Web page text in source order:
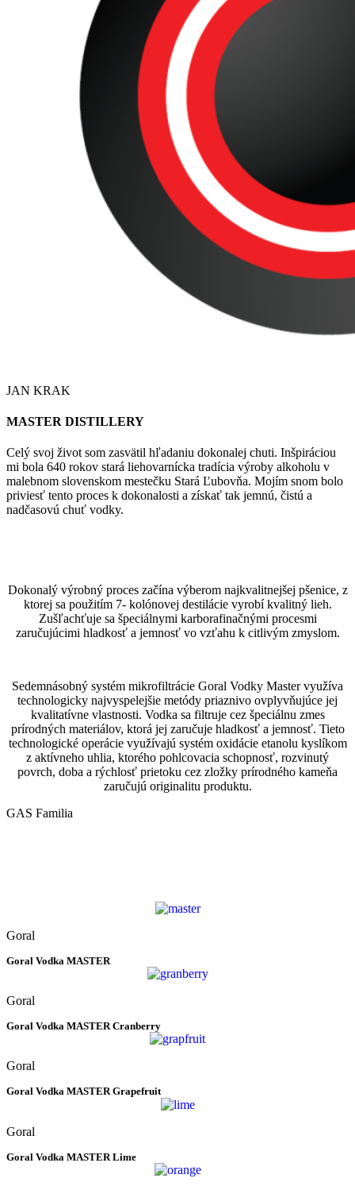
JAN KRAK
MASTER DISTILLERY
Celý svoj život som zasvätil hľadaniu dokonalej chuti. Inšpiráciou
mi bola 640 rokov stará liehovarnícka tradícia výroby alkoholu v
malebnom slovenskom mestečku Stará Ľubovňa. Mojím snom bolo
priviesť tento proces k dokonalosti a získať tak jemnú, čistú a
nadčasovú chuť vodky.
Dokonalý výrobný proces začína výberom najkvalitnejšej pšenice, z
ktorej sa použitím 7- kolónovej destilácie vyrobí kvalitný lieh.
Zušľachťuje sa špeciálnymi karborafinačnými procesmi
zaručujúcimi hladkosť a jemnosť vo vzťahu k citlivým zmyslom.
Sedemnásobný systém mikrofiltrácie Goral Vodky Master využíva
technologicky najvyspelejšie metódy priaznivo ovplyvňujúce jej
kvalitatívne vlastnosti. Vodka sa filtruje cez špeciálnu zmes
prírodných materiálov, ktorá jej zaručuje hladkosť a jemnosť. Tieto
technologické operácie využívajú systém oxidácie etanolu kyslíkom
z aktívneho uhlia, ktorého pohlcovacia schopnosť, rozvinutý
povrch, doba a rýchlosť prietoku cez zložky prírodného kameňa
zaručujú originalitu produktu.
GAS Familia
Goral
Goral Vodka MASTER
Goral
Goral Vodka MASTER Cranberry
Goral
Goral Vodka MASTER Grapefruit
Goral
Goral Vodka MASTER Lime